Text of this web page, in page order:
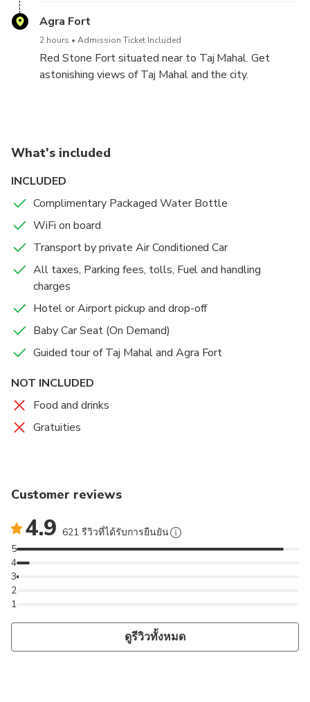
Agra Fort
2 hours Admission Ticket Included
Red Stone Fort situated near to Taj Mahal. Get
astonishing views of Taj Mahal and the city.
What's included
INCLUDED
Complimentary Packaged Water Bottle
WiFi on board
Transport by private Air Conditioned Car
All taxes, Parking fees, tolls, Fuel and handling
charges
Hotel or Airport pickup and drop-off
Baby Car Seat (On Demand)
Guided tour of Taj Mahal and Agra Fort
NOT INCLUDED
Food and drinks
Gratuities
Customer reviews
4.9 621 รีวิวที่ได้รับการยืนยัน
1
2
3
4
5
ดูรีวิวทั้งหมด